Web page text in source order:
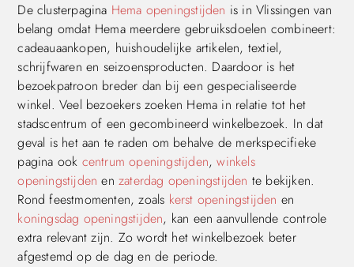
De clusterpagina Hema openingstijden is in Vlissingen van
belang omdat Hema meerdere gebruiksdoelen combineert:
cadeauaankopen, huishoudelijke artikelen, textiel,
schrijfwaren en seizoensproducten. Daardoor is het
bezoekpatroon breder dan bij een gespecialiseerde
winkel. Veel bezoekers zoeken Hema in relatie tot het
stadscentrum of een gecombineerd winkelbezoek. In dat
geval is het aan te raden om behalve de merkspecifieke
pagina ook centrum openingstijden,winkels
openingstijden enzaterdag openingstijden te bekijken.
Rond feestmomenten, zoals kerst openingstijden en
koningsdag openingstijden, kan een aanvullende controle
extra relevant zijn. Zo wordt het winkelbezoek beter
afgestemd op de dag en de periode.